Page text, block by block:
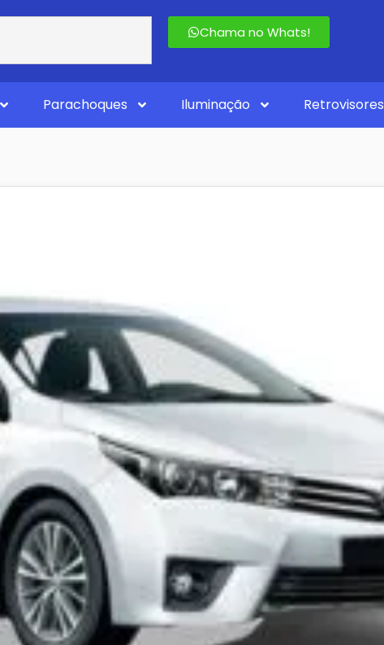
Chama no Whats!
Parachoques Iluminação Retrovisores